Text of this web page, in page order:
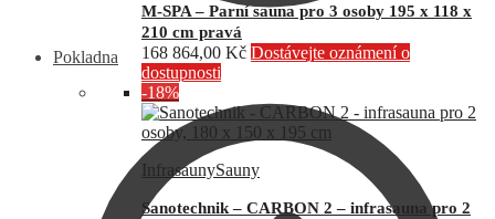
Pokladna
M-SPA – Parní sauna pro 3 osoby 195 x 118 x
210 cm pravá
168 864,00 Kč Dostávejte oznámení o
dostupnosti
-18%
InfrasaunySauny
Sanotechnik – CARBON 2 – infrasauna pro 2